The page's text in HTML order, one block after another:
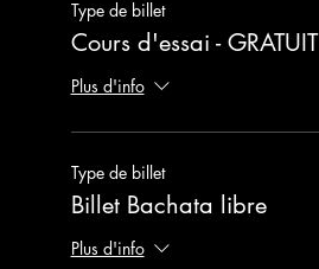
Type de billet
Cours d'essai - GRATUIT
Plus d'info
Type de billet
Billet Bachata libre
Plus d'info